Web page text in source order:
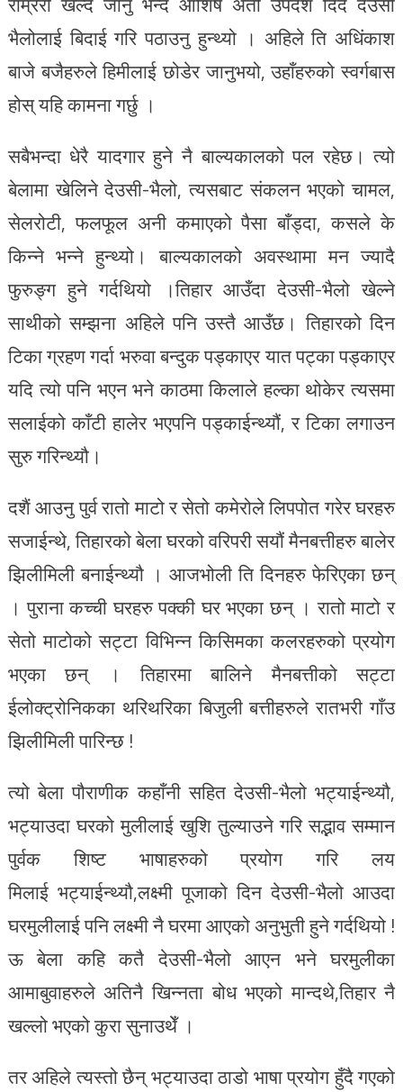
भैलोलाई बिदाई गरि पठाउनु हुन्थ्यो । अहिले ति अधिंकाश
बाजे बजैहरुले हिमीलाई छोडेर जानुभयो, उहाँहरुको स्वर्गबास
होस् यहि कामना गर्छु ।
सबैभन्दा धेरै यादगार हुने नै बाल्यकालको पल रहेछ। त्यो
बेलामा खेलिने देउसी-भैलो, त्यसबाट संकलन भएको चामल,
सेलरोटी, फलफूल अनी कमाएको पैसा बाँड्दा, कसले के
किन्ने भन्ने हुन्थ्यो। बाल्यकालको अवस्थामा मन ज्यादै
फुरुङ्ग हुने गर्दथियो ।तिहार आउँदा देउसी-भैलो खेल्ने
साथीको सम्झना अहिले पनि उस्तै आउँछ। तिहारको दिन
टिका ग्रहण गर्दा भरुवा बन्दुक पड्काएर यात पट्का पड्काएर
यदि त्यो पनि भएन भने काठमा किलाले हल्का थोकेर त्यसमा
सलाईको काँटी हालेर भएपनि पड्काईन्थ्यौं, र टिका लगाउन
सुरु गरिन्थ्यौ।
दशैं आउनु पुर्व रातो माटो र सेतो कमेरोले लिपपोत गरेर घरहरु
सजाईन्थे, तिहारको बेला घरको वरिपरी सयौं मैनबत्तीहरु बालेर
झिलीमिली बनाईन्थ्यौ । आजभोली ति दिनहरु फेरिएका छन्
। पुराना कच्ची घरहरु पक्की घर भएका छन् । रातो माटो र
सेतो माटोको सट्टा विभिन्न किसिमका कलरहरुको प्रयोग
भएका छन् । तिहारमा बालिने मैनबत्तीको सट्टा
ईलोक्ट्रोनिकका थरिथरिका बिजुली बत्तीहरुले रातभरी गाँउ
झिलीमिली पारिन्छ !
त्यो बेला पौराणीक कहाँनी सहित देउसी-भैलो भट्याईन्थ्यौ,
भट्याउदा घरको मुलीलाई खुशि तुल्याउने गरि सद्भाव सम्मान
पुर्वक शिष्ट भाषाहरुको प्रयोग गरि लय
मिलाई भट्याईन्थ्यौ,लक्ष्मी पूजाको दिन देउसी-भैलो आउदा
घरमुलीलाई पनि लक्ष्मी नै घरमा आएको अनुभुती हुने गर्दथियो !
ऊ बेला कहि कतै देउसी-भैलो आएन भने घरमुलीका
आमाबुवाहरुले अतिनै खिन्नता बोध भएको मान्दथे,तिहार नै
खल्लो भएको कुरा सुनाउथेँ ।
तर अहिले त्यस्तो छैन् भट्याउदा ठाडो भाषा प्रयोग हुँदै गएको